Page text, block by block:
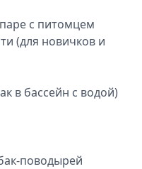
с питомцем
(для новичков и
в бассейн с водой)
поводырей